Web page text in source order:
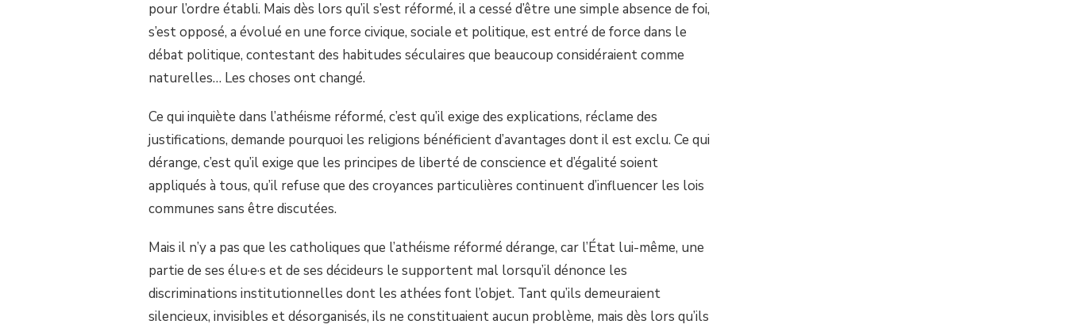
pour l’ordre établi. Mais dès lors qu’il s’est réformé, il a cessé d’être une simple absence de foi,
s’est opposé, a évolué en une force civique, sociale et politique, est entré de force dans le
débat politique, contestant des habitudes séculaires que beaucoup considéraient comme
naturelles… Les choses ont changé.
Ce qui inquiète dans l’athéisme réformé, c’est qu’il exige des explications, réclame des
justifications, demande pourquoi les religions bénéficient d’avantages dont il est exclu. Ce qui
dérange, c’est qu’il exige que les principes de liberté de conscience et d’égalité soient
appliqués à tous, qu’il refuse que des croyances particulières continuent d’influencer les lois
communes sans être discutées.
Mais il n’y a pas que les catholiques que l’athéisme réformé dérange, car l’État lui-même, une
partie de ses élu·e·s et de ses décideurs le supportent mal lorsqu’il dénonce les
discriminations institutionnelles dont les athées font l’objet. Tant qu’ils demeuraient
silencieux, invisibles et désorganisés, ils ne constituaient aucun problème, mais dès lors qu’ils